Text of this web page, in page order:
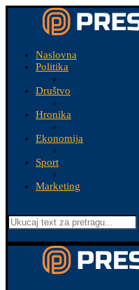
Naslovna
Politika
Društvo
Hronika
Ekonomija
Sport
Marketing